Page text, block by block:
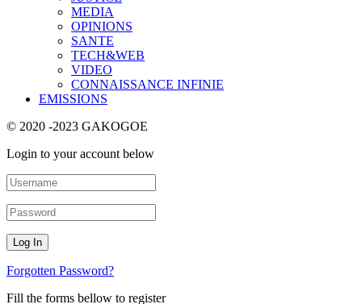
MEDIA
OPINIONS
SANTE
TECH&WEB
VIDEO
CONNAISSANCE INFINIE
EMISSIONS
© 2020 -2023 GAKOGOE
Login to your account below
Forgotten Password?
Fill the forms bellow to register